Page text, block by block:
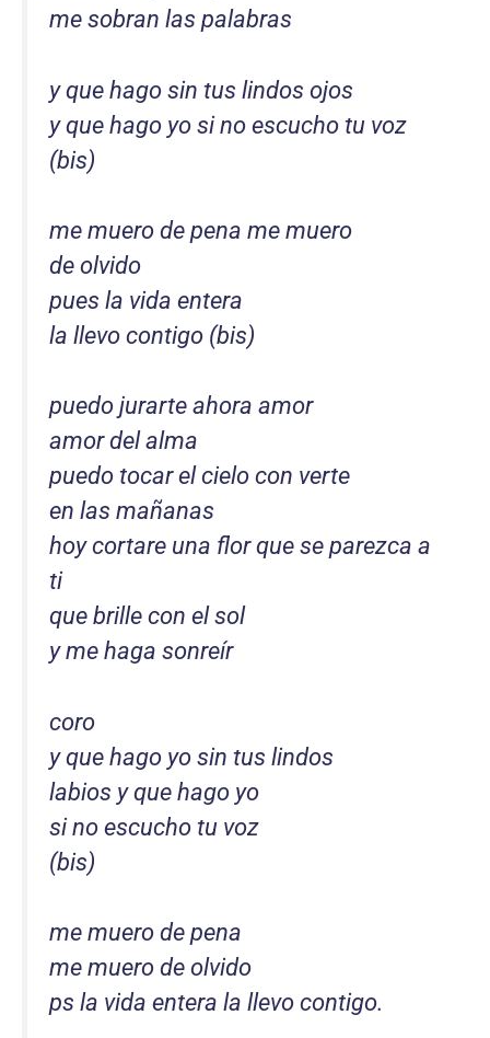
me sobran las palabras
y que hago sin tus lindos ojos
y que hago yo si no escucho tu voz
(bis)
me muero de pena me muero
de olvido
pues la vida entera
la llevo contigo (bis)
puedo jurarte ahora amor
amor del alma
puedo tocar el cielo con verte
en las mañanas
hoy cortare una flor que se parezca a
ti
que brille con el sol
y me haga sonreír
coro
y que hago yo sin tus lindos
labios y que hago yo
si no escucho tu voz
(bis)
me muero de pena
me muero de olvido
ps la vida entera la llevo contigo.